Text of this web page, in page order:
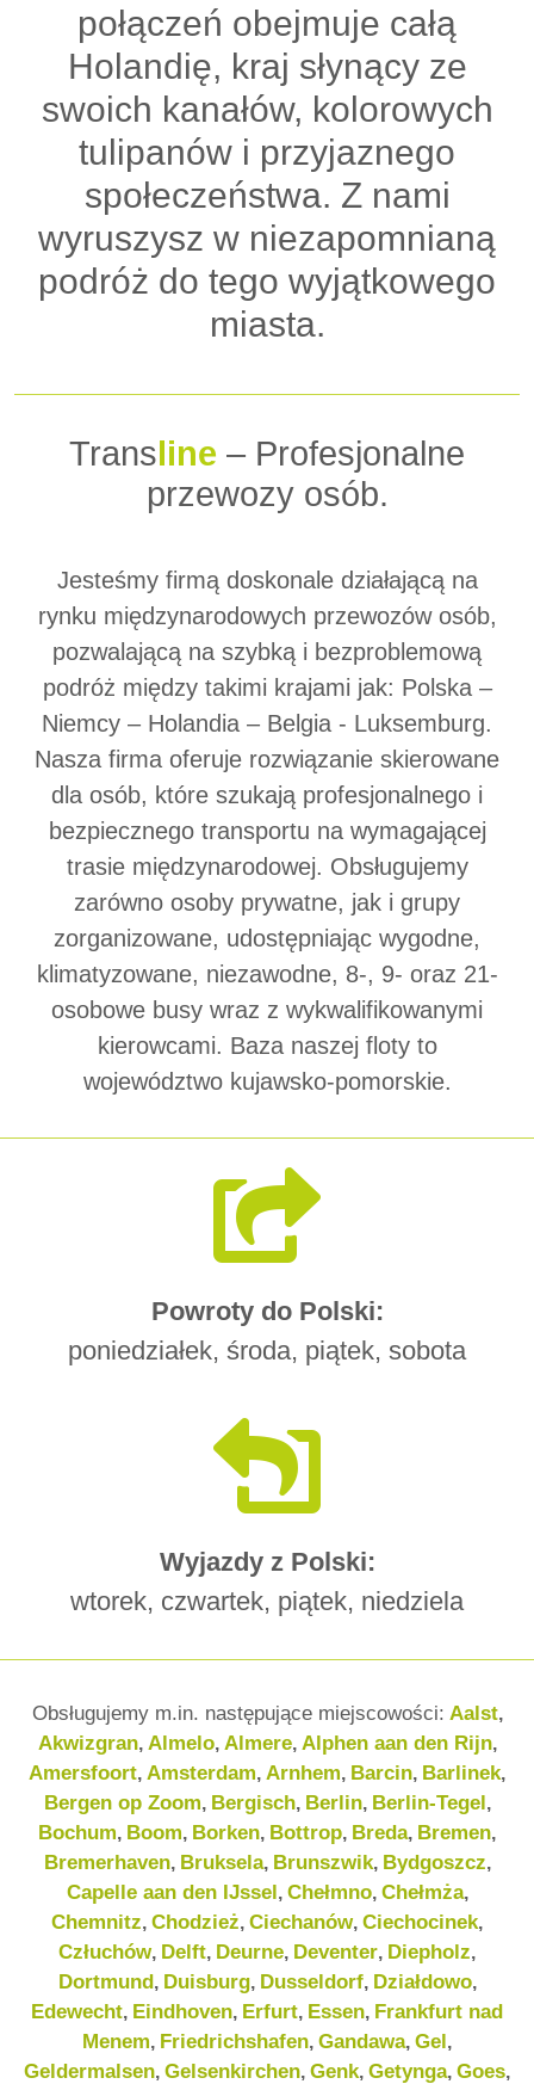
połączeń obejmuje całą
Holandię, kraj słynący ze
swoich kanałów, kolorowych
tulipanów i przyjaznego
społeczeństwa. Z nami
wyruszysz w niezapomnianą
podróż do tego wyjątkowego
miasta.
Transline – Profesjonalne
przewozy osób.
Jesteśmy firmą doskonale działającą na
rynku międzynarodowych przewozów osób,
pozwalającą na szybką i bezproblemową
podróż między takimi krajami jak: Polska –
Niemcy – Holandia – Belgia - Luksemburg.
Nasza firma oferuje rozwiązanie skierowane
dla osób, które szukają profesjonalnego i
bezpiecznego transportu na wymagającej
trasie międzynarodowej. Obsługujemy
zarówno osoby prywatne, jak i grupy
zorganizowane, udostępniając wygodne,
klimatyzowane, niezawodne, 8-, 9- oraz 21-
osobowe busy wraz z wykwalifikowanymi
kierowcami. Baza naszej floty to
województwo kujawsko-pomorskie.
Powroty do Polski:
poniedziałek, środa, piątek, sobota
Wyjazdy z Polski:
wtorek, czwartek, piątek, niedziela
Obsługujemy m.in. następujące miejscowości: Aalst,
Akwizgran, Almelo, Almere, Alphen aan den Rijn,
Amersfoort, Amsterdam, Arnhem, Barcin, Barlinek,
Bergen op Zoom, Bergisch, Berlin, Berlin-Tegel,
Bochum, Boom, Borken, Bottrop, Breda, Bremen,
Bremerhaven, Bruksela, Brunszwik, Bydgoszcz,
Capelle aan den IJssel, Chełmno, Chełmża,
Chemnitz, Chodzież, Ciechanów, Ciechocinek,
Człuchów, Delft, Deurne, Deventer, Diepholz,
Dortmund, Duisburg, Dusseldorf, Działdowo,
Edewecht, Eindhoven, Erfurt, Essen, Frankfurt nad
Menem, Friedrichshafen, Gandawa, Gel,
Geldermalsen, Gelsenkirchen, Genk, Getynga, Goes,